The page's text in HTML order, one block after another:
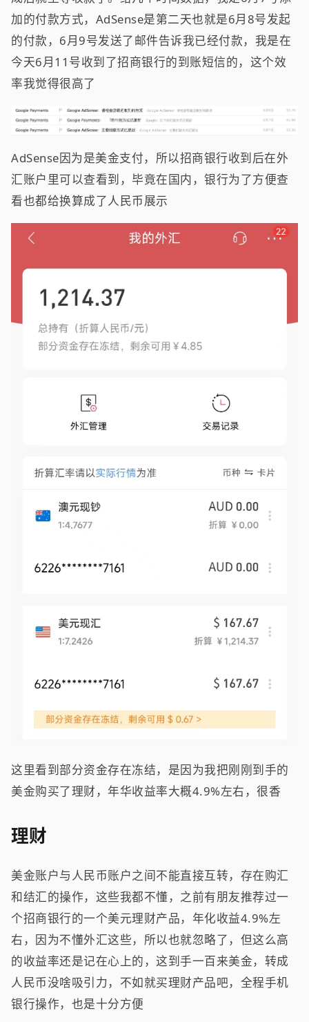
加的付款方式，AdSense是第二天也就是6月8号发起
的付款，6月9号发送了邮件告诉我已经付款，我是在
今天6月11号收到了招商银行的到账短信的，这个效
率我觉得很高了
AdSense因为是美金支付，所以招商银行收到后在外
汇账户里可以查看到，毕竟在国内，银行为了方便查
看也都给换算成了人民币展示
这里看到部分资金存在冻结，是因为我把刚刚到手的
美金购买了理财，年华收益率大概4.9%左右，很香
理财
美金账户与人民币账户之间不能直接互转，存在购汇
和结汇的操作，这些我都不懂，之前有朋友推荐过一
个招商银行的一个美元理财产品，年化收益4.9%左
右，因为不懂外汇这些，所以也就忽略了，但这么高
的收益率还是记在心上的，这到手一百来美金，转成
人民币没啥吸引力，不如就买理财产品吧，全程手机
银行操作，也是十分方便